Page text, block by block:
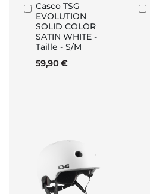
Casco TSG
EVOLUTION
SOLID COLOR
SATIN WHITE -
Taille - S/M
59,90 €
Aggiungi
al
Carrello